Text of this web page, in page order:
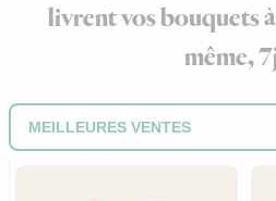
livrent vos bouquets
même,